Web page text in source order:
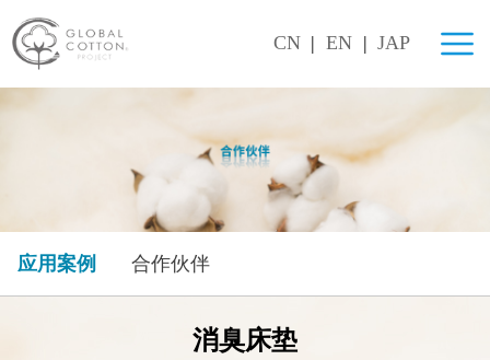
CN | EN | JAP
应用案例 合作伙伴
消臭床垫